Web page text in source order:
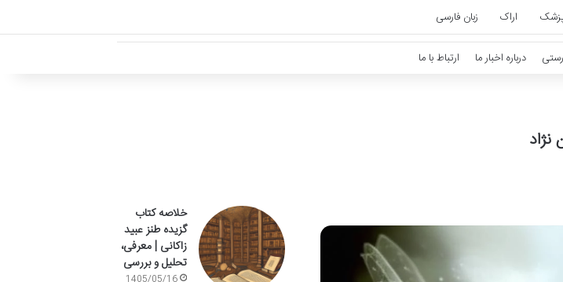
اراک زبان فارسی
درباره اخبار ما ارتباط با ما
خلاصه کتاب
گزیده طنز عبید
زاکانی | معرفی،
تحلیل و بررسی